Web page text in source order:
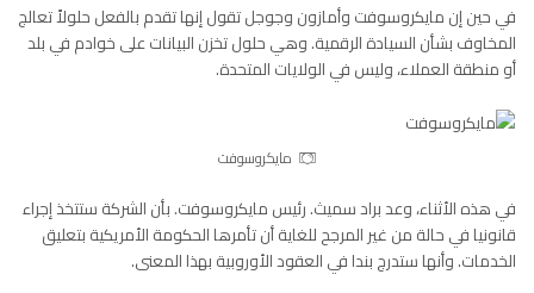
في حين إن مايكروسوفت وأمازون وجوجل تقول إنها تقدم بالفعل حلولاً تعالج
المخاوف بشأن السيادة الرقمية. وهي حلول تخزن البيانات على خوادم في بلد
أو منطقة العملاء، وليس في الولايات المتحدة.
مايكروسوفت
في هذه الأثناء، وعد براد سميث. رئيس مايكروسوفت. بأن الشركة ستتخذ إجراء
قانونيا في حالة من غير المرجح للغاية أن تأمرها الحكومة الأمريكية بتعليق
الخدمات. وأنها ستدرج بندا في العقود الأوروبية بهذا المعنى.